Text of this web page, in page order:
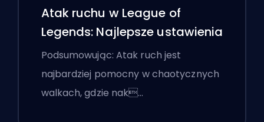
Atak ruchu w League of
Legends: Najlepsze ustawienia
Podsumowując: Atak ruch jest
najbardziej pomocny w chaotycznych
walkach, gdzie nak…